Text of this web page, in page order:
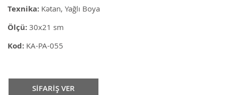
Texnika: Kətan, Yağlı Boya
Ölçü: 30x21 sm
Kod: KA-PA-055
SİFARİŞ VER